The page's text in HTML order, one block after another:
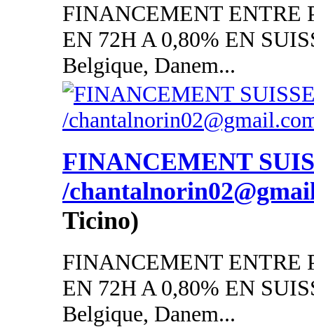
FINANCEMENT ENTRE
EN 72H A 0,80% EN
Belgique, Danem...
FINANCEMENT
/
Ticino)
FINANCEMENT ENTRE
EN 72H A 0,80% EN
Belgique, Danem...